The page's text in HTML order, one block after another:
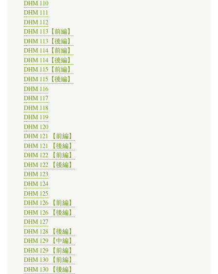
DHM 110
DHM 111
DHM 112
DHM 113【前編】
DHM 113【後編】
DHM 114【前編】
DHM 114【後編】
DHM 115【前編】
DHM 115【後編】
DHM 116
DHM 117
DHM 118
DHM 119
DHM 120
DHM 121 【前編】
DHM 121 【後編】
DHM 122 【前編】
DHM 122 【後編】
DHM 123
DHM 124
DHM 125
DHM 126 【前編】
DHM 126 【後編】
DHM 127
DHM 128 【後編】
DHM 129 【中編】
DHM 129 【前編】
DHM 130 【前編】
DHM 130 【後編】